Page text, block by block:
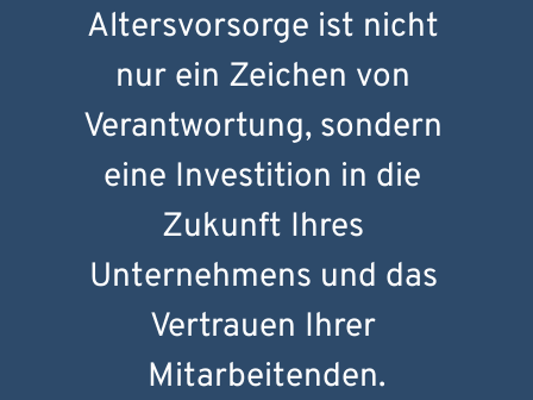
Altersvorsorge ist nicht
nur ein Zeichen von
Verantwortung, sondern
eine Investition in die
Zukunft Ihres
Unternehmens und das
Vertrauen Ihrer
Mitarbeitenden.